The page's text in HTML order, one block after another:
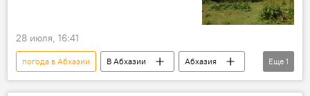
28 июля, 16:41
погода в Абхазии В Абхазии
Абхазия
климат
Еще 1